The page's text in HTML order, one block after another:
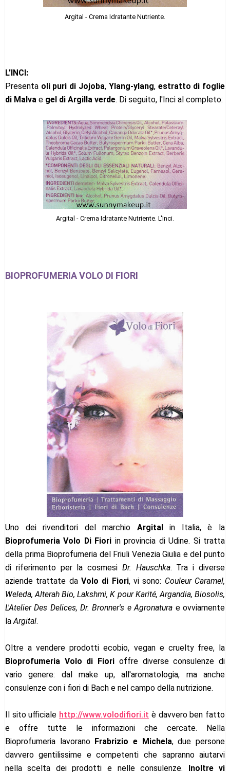
Argital - Crema Idratante Nutriente.
L'INCI:
Presenta oli puri di Jojoba, Ylang-ylang, estratto di foglie
di Malva e gel di Argilla verde. Di seguito, l'Inci al completo:
Argital - Crema Idratante Nutriente. L'Inci.
BIOPROFUMERIA VOLO DI FIORI
Uno dei rivenditori del marchio Argital
in Italia, è la
Bioprofumeria Volo Di Fiori in provincia di Udine. Si tratta
della prima Bioprofumeria del Friuli Venezia Giulia e del punto
di riferimento per la cosmesi Dr. Hauschka. Tra i diverse
aziende trattate da Volo di Fiori, vi sono: Couleur Caramel,
Weleda, Alterah Bio, Lakshmi, K pour Karité, Argandia, Biosolis,
L'Atelier Des Delices, Dr. Bronner's e Agronatura e ovviamente
laArgital.
Oltre a vendere prodotti ecobio, vegan e cruelty free, la
Bioprofumeria Volo di Fiori offre diverse consulenze di
vario genere: dal make up, all'aromatologia, ma anche
consulenze con i fiori di Bach e nel campo della nutrizione.
Il sito ufficiale http://www.volodifiori.it è davvero ben fatto
e offre tutte le informazioni che cercate. Nella
Bioprofumeria lavorano Frabrizio e Michela, due persone
davvero gentilissime e competenti che sapranno aiutarvi
nella scelta dei prodotti e nelle consulenze.
Inoltre vi